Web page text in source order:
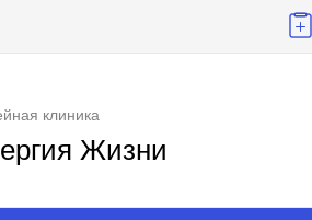
клиника
Жизни